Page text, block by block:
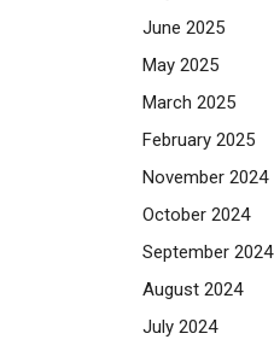
June 2025
May 2025
March 2025
February 2025
November 2024
October 2024
September 2024
August 2024
July 2024